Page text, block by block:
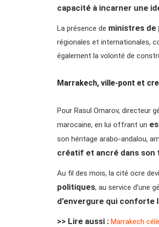
capacité à incarner une
La présence de ministres de
régionales et internationales,
également la volonté de
Marrakech, ville-pont et
Pour Rasul Omarov, directeur
marocaine, en lui offrant un
son héritage arabo-andalou,
créatif et ancré dans son
Au fil des mois, la cité ocre
politiques, au service d’une
d’envergure qui
>> Lire aussi : Marrakech